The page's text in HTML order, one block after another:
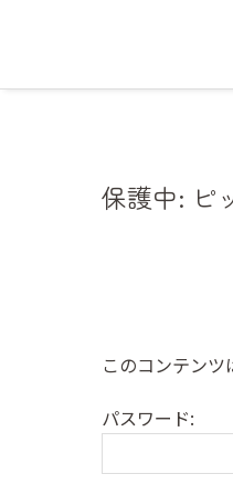
保護中: ピ
このコンテン
パスワード: